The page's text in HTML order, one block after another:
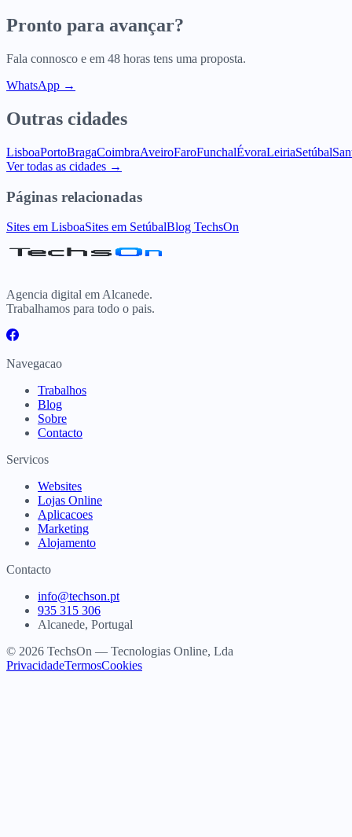
Pronto para avançar?
Fala connosco e em 48 horas tens uma proposta.
WhatsApp →
Outras cidades
LisboaPortoBragaCoimbraAveiroFaroFunchalÉvoraLeiriaSetúbal
Ver todas as cidades →
Páginas relacionadas
Sites em LisboaSites em SetúbalBlog TechsOn
Agencia digital em Alcanede.
Trabalhamos para todo o pais.
Navegacao
Trabalhos
Blog
Sobre
Contacto
Servicos
Websites
Lojas Online
Aplicacoes
Marketing
Alojamento
Contacto
info@techson.pt
935 315 306
Alcanede, Portugal
© 2026 TechsOn — Tecnologias Online, Lda
PrivacidadeTermosCookies